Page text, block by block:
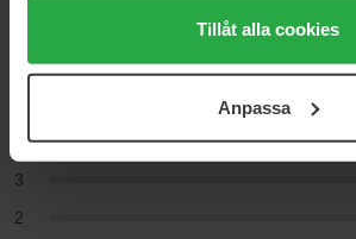
medan du under "Detaljer" kan
cookies. Du kan när som helst
Tillåt alla cookies
Anpassa
3
2